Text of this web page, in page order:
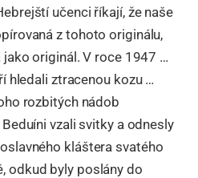
učenci říkají, že naše
z tohoto originálu,
originál. V roce 1947 …
hledali ztracenou kozu …
rozbitých nádob
vzali svitky a odnesly
kláštera svatého
odkud byly poslány do